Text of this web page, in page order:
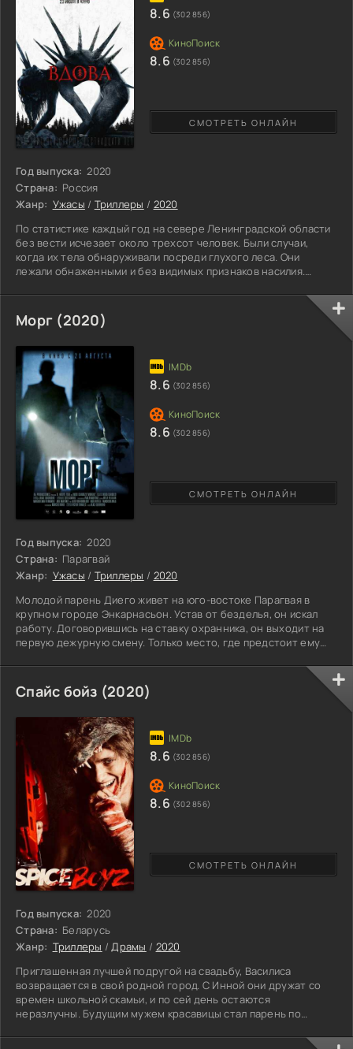
Год выпуска: 2020
Страна: Россия
Жанр: Ужасы / Триллеры / 2020
По статистике каждый год на севере Ленинградской области
без вести исчезает около трехсот человек. Были случаи,
когда их тела обнаруживали посреди глухого леса. Они
лежали обнаженными и без видимых признаков насилия.
нет. Зайдя в тупик, следователи приостанавливали дела, так и
не находя ответа. Отправившись на учения, неподалеку от
тех мест, группа волонтеров узнает о недавно пропавшем
СМОТРЕТЬ ОНЛАЙН
8.6 (302 856)
8.6 (302 856)
Морг (2020)
Год выпуска: 2020
Страна: Парагвай
Жанр: Ужасы / Триллеры / 2020
Молодой парень Диего живет на юго-востоке Парагвая в
крупном городе Энкарнасьон. Устав от безделья, он искал
работу. Договорившись на ставку охранника, он выходит на
первую дежурную смену. Только место, где предстоит ему
был крепок на нервы и не верил в полтергейст. Поэтому
грядущие ночные смены в компании покойников его мало
пугали. Тем более найти работу в последнее время, было не
СМОТРЕТЬ ОНЛАЙН
8.6 (302 856)
8.6 (302 856)
Спайс бойз (2020)
Год выпуска: 2020
Страна: Беларусь
Жанр: Триллеры /Драмы / 2020
Приглашенная лучшей подругой на свадьбу, Василиса
возвращается в свой родной город. С Инной они дружат со
времен школьной скамьи, и по сей день остаются
неразлучны. Будущим мужем красавицы стал парень по
закадычных друзей жениха — Колбаса и Ламбада, забирают
СМОТРЕТЬ ОНЛАЙН
8.6 (302 856)
8.6 (302 856)